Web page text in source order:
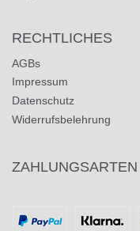
RECHTLICHES
AGBs
Impressum
Datenschutz
Widerrufsbelehrung
ZAHLUNGSARTEN